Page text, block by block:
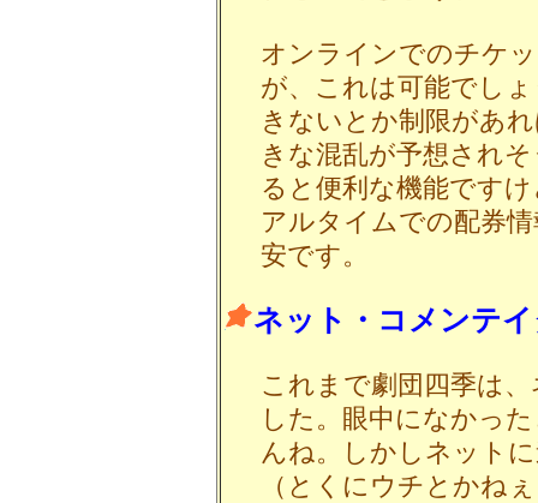
オンラインでのチケ
が、これは可能でし
きないとか制限があ
きな混乱が予想され
ると便利な機能です
アルタイムでの配券
安です。
ネット・コメンテ
これまで劇団四季は
した。眼中になかっ
んね。しかしネット
（とくにウチとかね